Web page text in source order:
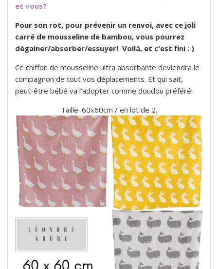
et vous?
Pour son rot, pour prévenir un renvoi, avec ce joli
carré de mousseline de bambou, vous pourrez
dégainer/absorber/essuyer! Voilà, et c'est fini : )
Ce chiffon de mousseline ultra absorbante deviendra le
compagnon de tout vos déplacements. Et qui sait,
peut-être bébé va l'adopter comme doudou préféré!
Taille: 60x60cm / en lot de 2.